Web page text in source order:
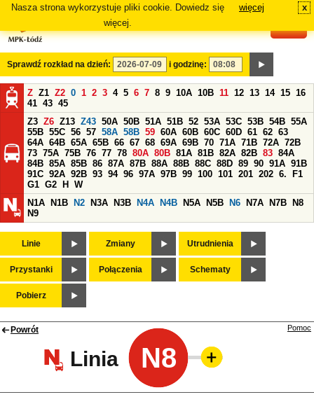
Nasza strona wykorzystuje pliki cookie. Dowiedz się
więcej.
więcej x
Sprawdź rozkład na dzień: i godzinę:
Z Z1 Z2 0 1 2 3 4 5 6 7 8 9 10A 10B 11 12 13 14 15 16
41 43 45
Z3 Z6 Z13 Z43 50A 50B 51A 51B 52 53A 53C 53B 54B 55A
55B 55C 56 57 58A 58B 59 60A 60B 60C 60D 61 62 63
64A 64B 65A 65B 66 67 68 69A 69B 70 71A 71B 72A 72B
73 75A 75B 76 77 78 80A 80B 81A 81B 82A 82B 83 84A
84B 85A 85B 86 87A 87B 88A 88B 88C 88D 89 90 91A 91B
91C 92A 92B 93 94 96 97A 97B 99 100 101 201 202 6.
F1
G1 G2 H
W
N1A
N1B N2 N3A N3B N4A N4B N5A N5B N6 N7A N7B
N8
N9
Linie Zmiany Utrudnienia
Przystanki Połączenia Schematy
Pobierz
Powrót
Linia N8
Pomoc